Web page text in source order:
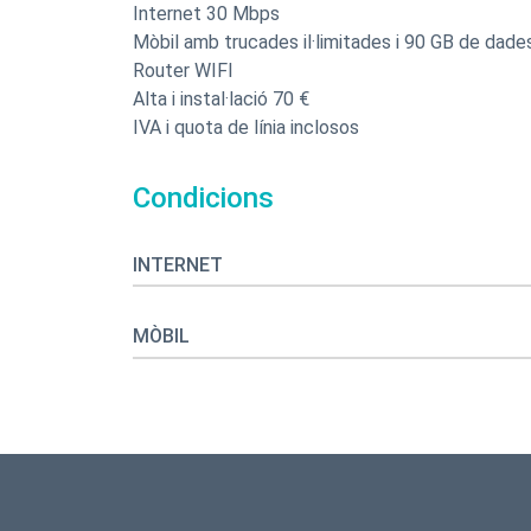
Internet 30 Mbps
Mòbil amb trucades il·limitades i 90 GB de
Router WIFI
Alta i instal·lació 70 €
IVA i quota de línia inclosos
Condicions
INTERNET
MÒBIL